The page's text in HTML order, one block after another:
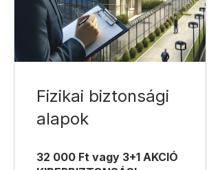
Fizikai biztonsági
alapok
32 000 Ft vagy 3+1 AKCIÓ